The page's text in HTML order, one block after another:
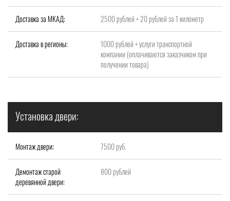
Доставка за МКАД: 2500 рублей + 20 рублей за 1 километр
Доставка в регионы:
1000 рублей + услуги транспортной
компании (оплачиваются заказчиком при
получении товара)
Установка двери:
Монтаж двери: 7500 руб.
Демонтаж старой
деревянной двери:
800 рублей